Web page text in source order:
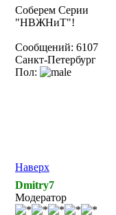
Соберем Серии
"НВЖНиТ"!
Сообщений: 6107
Санкт-Петербург
Пол:
Наверх
Dmitry7
Модератор